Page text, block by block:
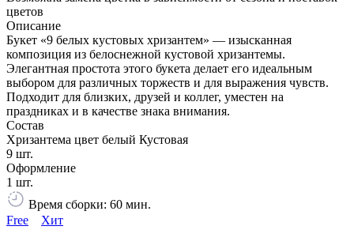
цветов
Описание
Букет «9 белых кустовых хризантем» — изысканная
композиция из белоснежной кустовой хризантемы.
Элегантная простота этого букета делает его идеальным
выбором для различных торжеств и для выражения чувств.
Подходит для близких, друзей и коллег, уместен на
праздниках и в качестве знака внимания.
Состав
Хризантема цвет белый Кустовая
9 шт.
Оформление
1 шт.
Время сборки: 60 мин.
Free
Хит